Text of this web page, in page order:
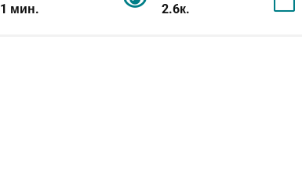
1 мин. 2.6к.